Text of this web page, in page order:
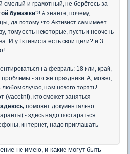
смелый и грамотный, не берётесь за
бумажки?! А знаете, почему,
да потому что Активист сам имеет
тому есть некоторые, пусть и неочень
И у Fктивиста есть свои цели? и 3
на февраль: 18 или, край,
проблемы - это же праздники. А, может,
случае, нам нечего терять!
(vaceknt), кто сможет заняться
поможет документально.
- здесь надо постараться
интернет, надо приглашать
не имею, и какие могут быть